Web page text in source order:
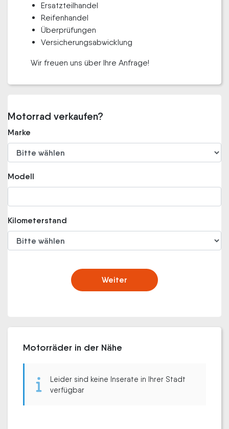
Ersatzteilhandel
Reifenhandel
Überprüfungen
Versicherungsabwicklung
Wir freuen uns über Ihre Anfrage!
Motorrad verkaufen?
Marke
Modell
Kilometerstand
Weiter
Motorräder in der Nähe
Leider sind keine Inserate in Ihrer Stadt
verfügbar